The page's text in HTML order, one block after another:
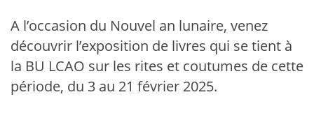
A l’occasion du Nouvel an lunaire, venez
découvrir l’exposition de livres qui se tient à
la BU LCAO sur les rites et coutumes de cette
période, du 3 au 21 février 2025.